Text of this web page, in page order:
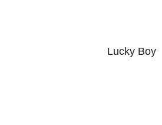
Lucky Boy